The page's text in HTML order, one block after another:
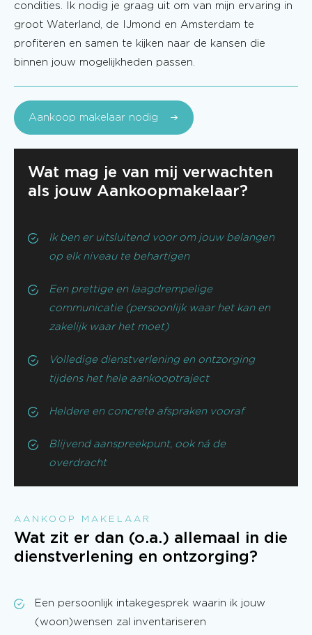
condities. Ik nodig je graag uit om van mijn ervaring in
groot Waterland, de IJmond en Amsterdam te
profiteren en samen te kijken naar de kansen die
binnen jouw mogelijkheden passen.
Aankoop makelaar nodig
Wat mag je van mij verwachten
als jouw Aankoopmakelaar?
Ik ben er uitsluitend voor om jouw belangen
op elk niveau te behartigen
Een prettige en laagdrempelige
communicatie (persoonlijk waar het kan en
zakelijk waar het moet)
Volledige dienstverlening en ontzorging
tijdens het hele aankooptraject
Heldere en concrete afspraken vooraf
Blijvend aanspreekpunt, ook ná de
overdracht
AANKOOP MAKELAAR
Wat zit er dan (o.a.) allemaal in die
dienstverlening en ontzorging?
Een persoonlijk intakegesprek waarin ik jouw
(woon)wensen zal inventariseren